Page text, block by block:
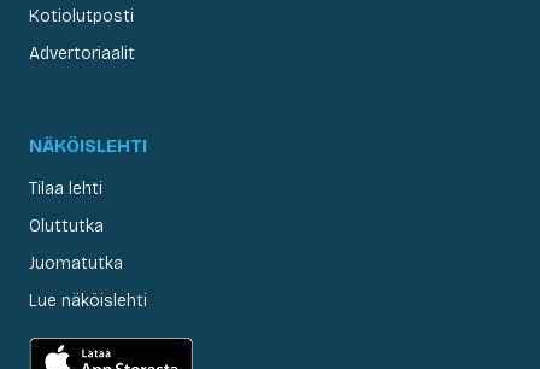
Kotiolutposti
Advertoriaalit
NÄKÖISLEHTI
Tilaa lehti
Oluttutka
Juomatutka
Lue näköislehti